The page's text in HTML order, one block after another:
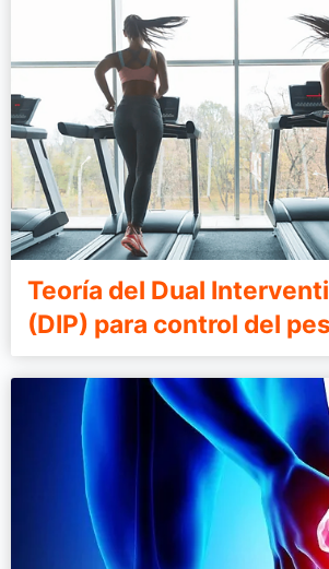
Teoría del Dual
(DIP) para control del